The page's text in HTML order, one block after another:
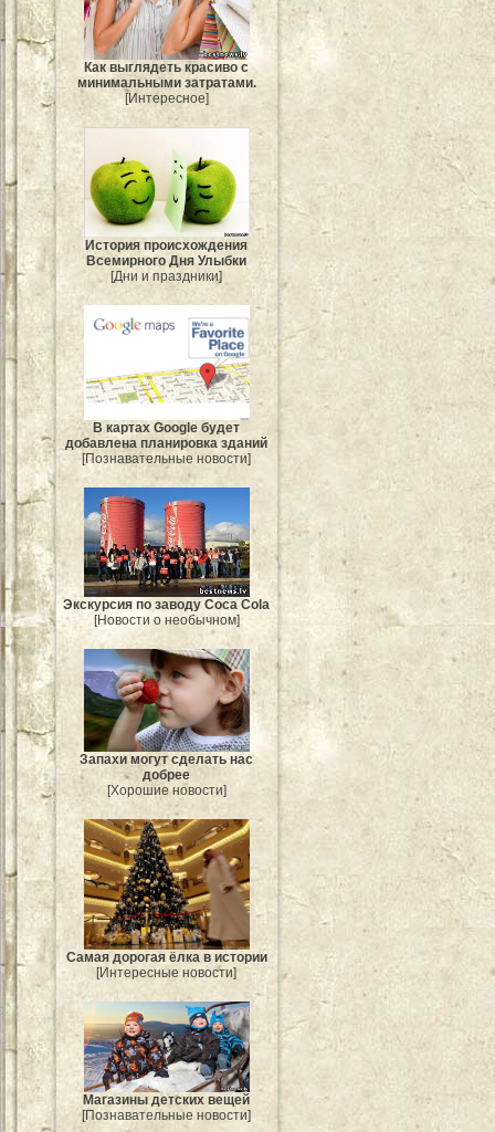
Как выглядеть красиво с
минимальными затратами.
[Интересное]
История происхождения
Всемирного Дня Улыбки
[Дни и праздники]
В картах Google будет
добавлена планировка зданий
[Познавательные новости]
Экскурсия по заводу Coca Cola
[Новости о необычном]
Запахи могут сделать нас
добрее
[Хорошие новости]
Самая дорогая ёлка в истории
[Интересные новости]
Магазины детских вещей
[Познавательные новости]